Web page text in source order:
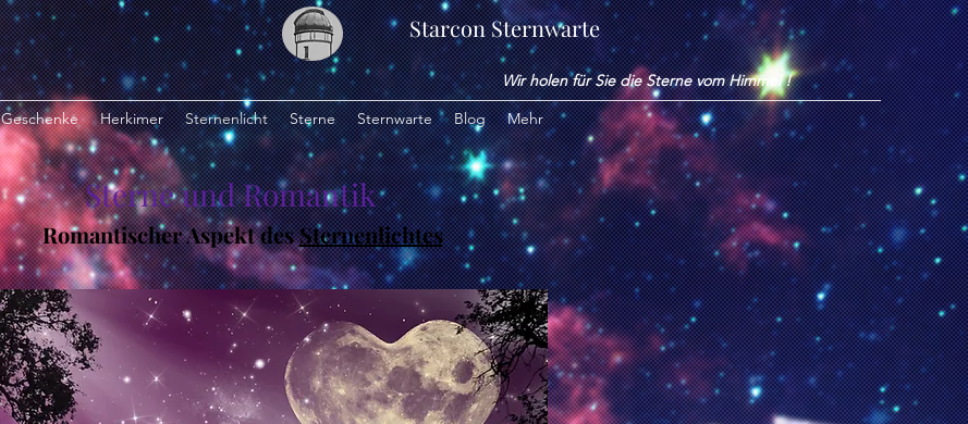
Starcon Sternwarte
Wir holen für Sie die Sterne vom Himmel !
Geschenke Herkimer Sternenlicht Sterne Sternwarte Blog Mehr
Sterne und Romantik
Romantischer Aspekt desSternenlichtes